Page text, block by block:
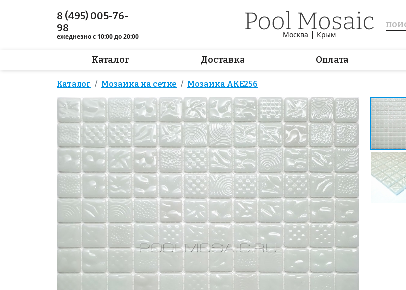
8 (495) 005-76-
98
ежедневно с 10:00 до 20:00 Москва | Крым
Каталог Доставка Оплата
Каталог Мозаика на сетке Мозаика AKE256